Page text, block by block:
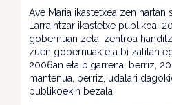
Ave Maria ikastetxea zen hartan
Larraintzar ikastetxe publikoa.
gobernuan zela, zentroa
zuen gobernuak eta bi zatitan
2006an eta bigarrena, berriz,
mantenua, berriz, udalari
publikoekin bezala.